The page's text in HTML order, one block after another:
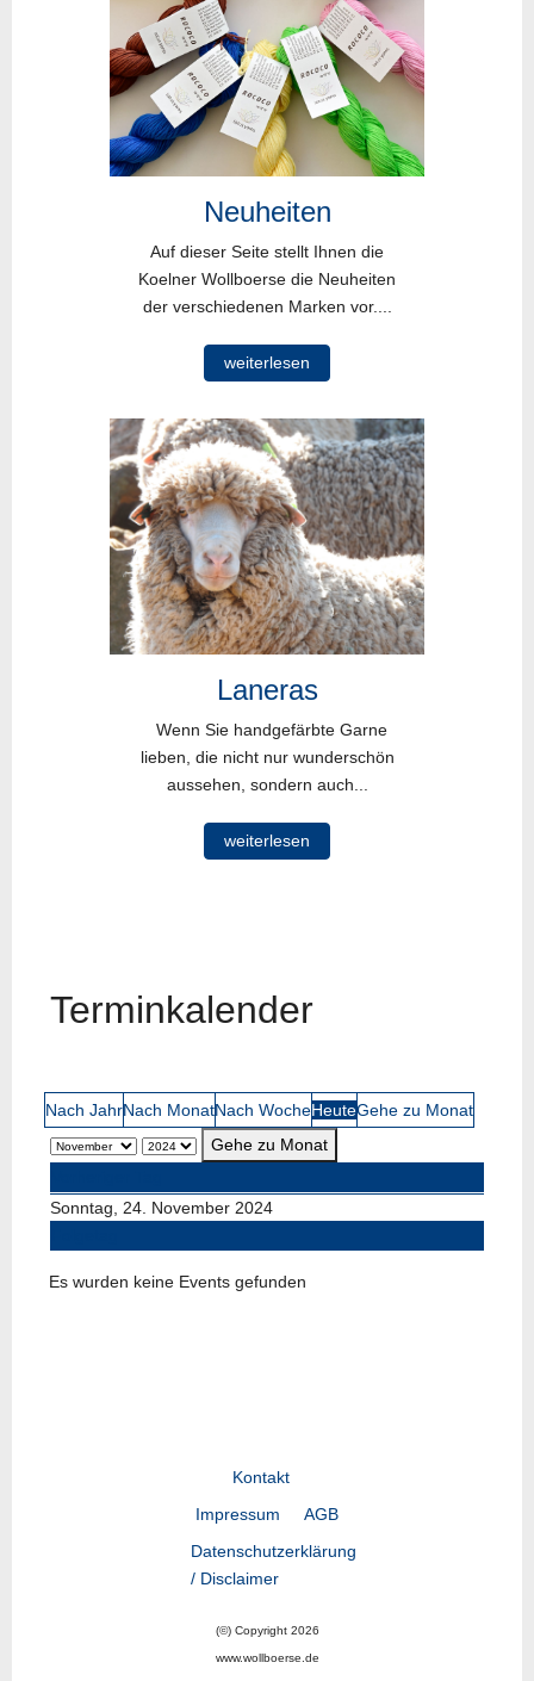
Neuheiten
Auf dieser Seite stellt Ihnen die
Koelner Wollboerse die Neuheiten
der verschiedenen Marken vor....
weiterlesen
Laneras
Wenn Sie handgefärbte Garne
lieben, die nicht nur wunderschön
aussehen, sondern auch...
weiterlesen
Terminkalender
Nach JahrNach MonatNach WocheHeuteGehe zu Monat
Gehe zu Monat
Sonntag, 24. November 2024
Es wurden keine Events gefunden
Kontakt
Impressum
AGB
Datenschutzerklärung
/ Disclaimer
(©) Copyright 2026
www.wollboerse.de